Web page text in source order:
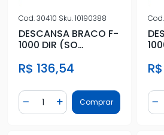
Cod.30410 Sku.10190388
DESCANSA BRACO F-
1000 DIR (SO
R$ 136,54
Diminuir Quantidade
Quantidade
Adicionar Quantidade
Comprar
Cod.